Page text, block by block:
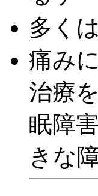
多く
痛み
治療
眠障
きな